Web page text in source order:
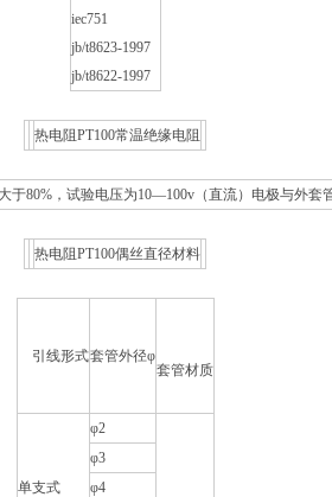
iec751
jb/t8623-1997
jb/t8622-1997
热电阻PT100常温绝缘电阻
80%，试验电压为10—100v（直流）电极与外套
热电阻PT100偶丝直径材料
引线形式套管外径φ
套管材质
单支式
φ2
φ3
φ4